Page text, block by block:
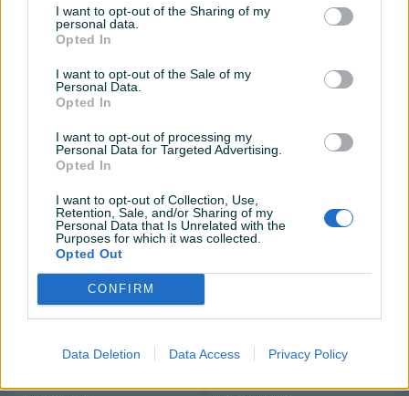
I want to opt-out of the Sharing of my
personal data.
Opted In
I want to opt-out of the Sale of my
Personal Data.
Opted In
I want to opt-out of processing my
Personal Data for Targeted Advertising.
Opted In
I want to opt-out of Collection, Use,
Retention, Sale, and/or Sharing of my
Personal Data that Is Unrelated with the
Purposes for which it was collected.
Opted Out
CONFIRM
Data Deletion Data Access Privacy Policy
ON TIME: Prodaja Kuća
Sarajevo - Koševsko brdo
6
780.000 KM
prije 23 minuta
Iznajmljivanje
12000㎡
Skladiste hala poslovni
IZNAJMLJIVANJE
Trebinje stan sa
cijeli grad
Novo ㎡ Dvosoban (2)